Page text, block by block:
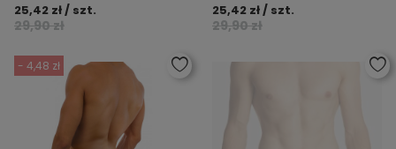
29,90 zł
25,42 zł / szt.
29,90 zł
25,42 zł / szt.
- 4,48 zł